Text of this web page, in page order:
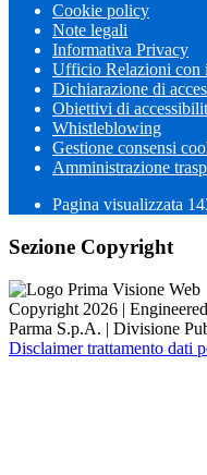
Cookie policy
Note legali
Informativa Privacy
Ufficio Relazioni con
Dichiarazione di
Obiettivi di
Whistleblowing
Gestione consensi
Amministrazione
Pagina visualizzata
Sezione Copyright
Copyright 2026 |
Parma S.p.A. | Divisione
Disclaimer trattamento dati